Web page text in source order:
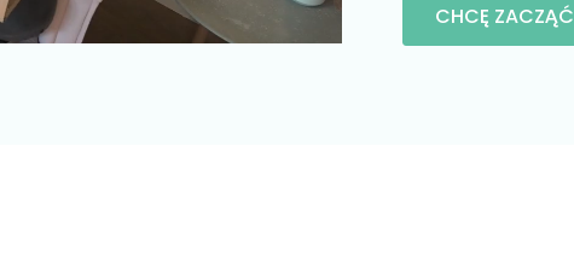
CHCĘ ZACZĄĆ